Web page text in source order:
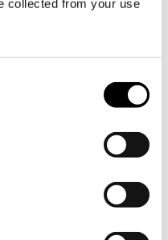
collected from your use
on maa- ja
siten,